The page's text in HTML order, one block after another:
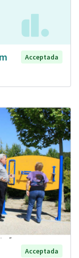
Acceptada
Acceptada